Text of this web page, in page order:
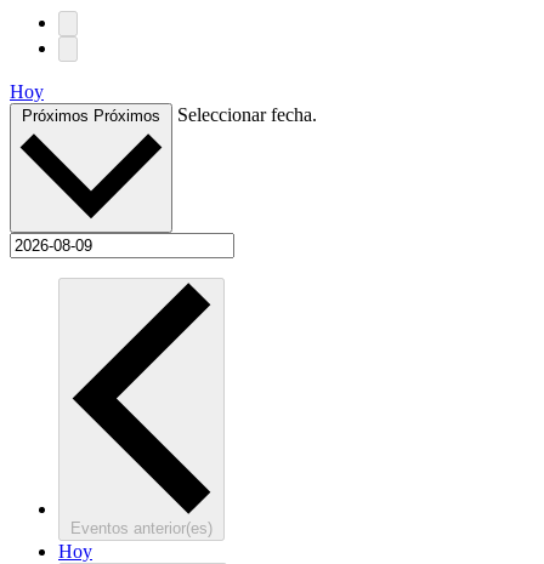
Hoy
Próximos Próximos Seleccionar fecha.
Eventos anterior(es)
Hoy